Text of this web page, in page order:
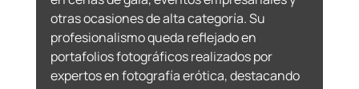
otras ocasiones de alta categoría. Su
profesionalismo queda reflejado en
portafolios fotográficos realizados por
expertos en fotografía erótica, destacando